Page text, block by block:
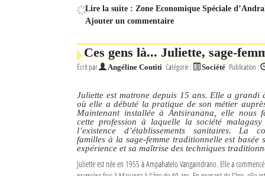
Connexion
Identifiant oublié ?
Mot de passe oublié ?
Lire la suite : Zone Economique Spéciale
Ajouter un commentaire
Ces gens là... Juliette, sage-
Écrit par Angéline Coutiti Catégorie : Société Publication :
Juliette est matrone depuis 15 ans. Elle a grandi
où elle a débuté la pratique de son métier
Maintenant installée à Antsiranana, elle nous
cette profession à laquelle la société
l’existence d’établissements sanitaires. La
familles à la sage-femme traditionnelle est basée
expérience et sa maîtrise des techniques
Juliette est née en 1955 à Ampahatelo Vangaindrano. Elle a